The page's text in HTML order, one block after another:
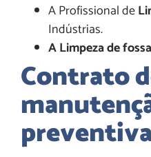
A Profissional de
Indústrias.
A Limpeza de fossa
Contrato